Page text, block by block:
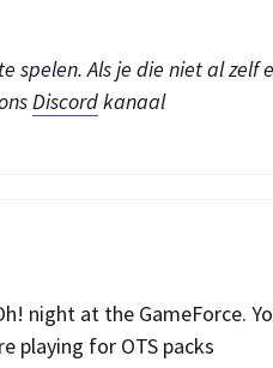
spelen. Als je die niet al
Discordkanaal
night at the GameForce.
playing for OTS packs